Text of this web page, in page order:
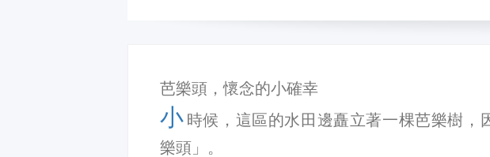
芭樂頭，懷念的小確幸
小 時候，這區的水田邊矗立著一棵芭樂樹，
樂頭」。